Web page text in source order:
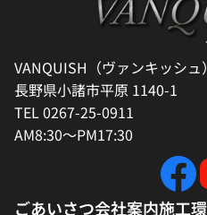
VANQUISH（ヴァンキッシ
長野県小諸市平原 1140-1
TEL 0267-25-0911
AM8:30～PM17:30
ごあいさつ会社案内施工